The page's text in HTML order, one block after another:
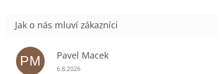
PM Pavel Macek
Hodnocení obchodu je 5 z 5 hvězdiček.
6.8.2026